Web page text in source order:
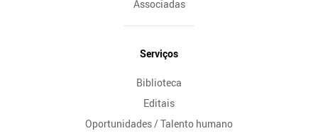
Associadas
Serviços
Biblioteca
Editais
Oportunidades / Talento humano